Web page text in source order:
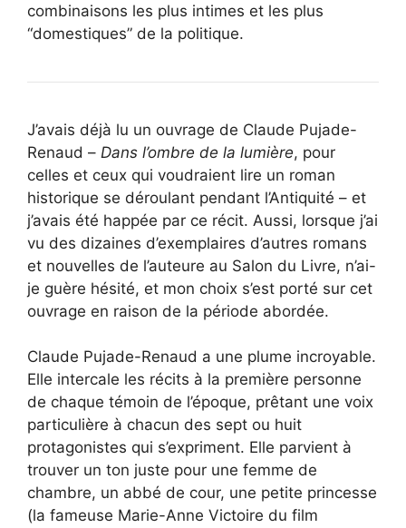
combinaisons les plus intimes et les plus
“domestiques” de la politique.
J’avais déjà lu un ouvrage de Claude Pujade-
Renaud – Dans l’ombre de la lumière, pour
celles et ceux qui voudraient lire un roman
historique se déroulant pendant l’Antiquité – et
j’avais été happée par ce récit. Aussi, lorsque j’ai
vu des dizaines d’exemplaires d’autres romans
et nouvelles de l’auteure au Salon du Livre, n’ai-
je guère hésité, et mon choix s’est porté sur cet
ouvrage en raison de la période abordée.
Claude Pujade-Renaud a une plume incroyable.
Elle intercale les récits à la première personne
de chaque témoin de l’époque, prêtant une voix
particulière à chacun des sept ou huit
protagonistes qui s’expriment. Elle parvient à
trouver un ton juste pour une femme de
chambre, un abbé de cour, une petite princesse
(la fameuse Marie-Anne Victoire du film